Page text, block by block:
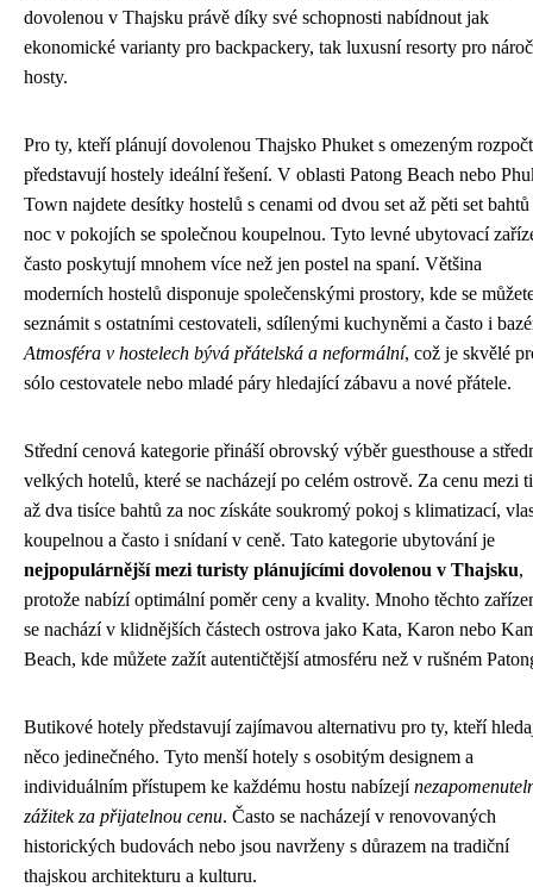
dovolenou v Thajsku právě díky své schopnosti nabídnout jak
ekonomické varianty pro backpackery, tak luxusní resorty pro
hosty.
Pro ty, kteří plánují dovolenou Thajsko Phuket s omezeným
představují hostely ideální řešení. V oblasti Patong Beach nebo
Town najdete desítky hostelů s cenami od dvou set až pěti set bahtů
noc v pokojích se společnou koupelnou. Tyto levné ubytovací
často poskytují mnohem více než jen postel na spaní. Většina
moderních hostelů disponuje společenskými prostory, kde se
seznámit s ostatními cestovateli, sdílenými kuchyněmi a často i
Atmosféra v hostelech bývá přátelská a neformální, což je skvělé
sólo cestovatele nebo mladé páry hledající zábavu a nové přátele.
Střední cenová kategorie přináší obrovský výběr guesthouse a
velkých hotelů, které se nacházejí po celém ostrově. Za cenu mezi
až dva tisíce bahtů za noc získáte soukromý pokoj s klimatizací,
koupelnou a často i snídaní v ceně. Tato kategorie ubytování je
nejpopulárnější mezi turisty plánujícími dovolenou v Thajsku,
protože nabízí optimální poměr ceny a kvality. Mnoho těchto
se nachází v klidnějších částech ostrova jako Kata, Karon nebo
Beach, kde můžete zažít autentičtější atmosféru než v rušném
Butikové hotely představují zajímavou alternativu pro ty, kteří
něco jedinečného. Tyto menší hotely s osobitým designem a
individuálním přístupem ke každému hostu nabízejí
zážitek za přijatelnou cenu. Často se nacházejí v renovovaných
historických budovách nebo jsou navrženy s důrazem na tradiční
thajskou architekturu a kulturu.